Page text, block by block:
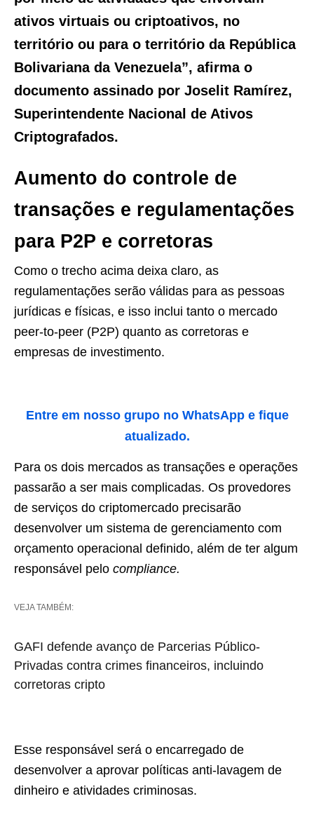
ativos virtuais ou criptoativos, no
território ou para o território da República
Bolivariana da Venezuela”, afirma o
documento assinado por Joselit Ramírez,
Superintendente Nacional de Ativos
Criptografados.
Aumento do controle de
transações e regulamentações
para P2P e corretoras
Como o trecho acima deixa claro, as
regulamentações serão válidas para as pessoas
jurídicas e físicas, e isso inclui tanto o mercado
peer-to-peer (P2P) quanto as corretoras e
empresas de investimento.
Entre em nosso grupo no WhatsApp e fique
atualizado.
Para os dois mercados as transações e operações
passarão a ser mais complicadas. Os provedores
de serviços do criptomercado precisarão
desenvolver um sistema de gerenciamento com
orçamento operacional definido, além de ter algum
responsável pelo compliance.
VEJA TAMBÉM:
GAFI defende avanço de Parcerias Público-
Privadas contra crimes financeiros, incluindo
corretoras cripto
Esse responsável será o encarregado de
desenvolver a aprovar políticas anti-lavagem de
dinheiro e atividades criminosas.